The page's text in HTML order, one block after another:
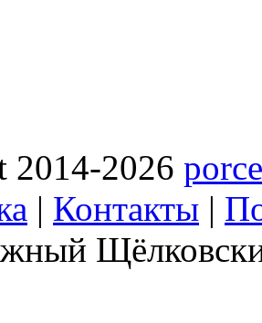
2014-2026
| Контакты |